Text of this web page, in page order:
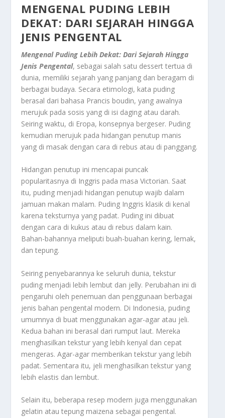
MENGENAL PUDING LEBIH
DEKAT: DARI SEJARAH HINGGA
JENIS PENGENTAL
Mengenal Puding Lebih Dekat: Dari Sejarah Hingga
Jenis Pengental, sebagai salah satu dessert tertua di
dunia, memiliki sejarah yang panjang dan beragam di
berbagai budaya. Secara etimologi, kata puding
berasal dari bahasa Prancis boudin, yang awalnya
merujuk pada sosis yang di isi daging atau darah.
Seiring waktu, di Eropa, konsepnya bergeser. Puding
kemudian merujuk pada hidangan penutup manis
yang di masak dengan cara di rebus atau di panggang.
Hidangan penutup ini mencapai puncak
popularitasnya di Inggris pada masa Victorian. Saat
itu, puding menjadi hidangan penutup wajib dalam
jamuan makan malam. Puding Inggris klasik di kenal
karena teksturnya yang padat. Puding ini dibuat
dengan cara di kukus atau di rebus dalam kain.
Bahan-bahannya meliputi buah-buahan kering, lemak,
dan tepung.
Seiring penyebarannya ke seluruh dunia, tekstur
puding menjadi lebih lembut dan jelly. Perubahan ini di
pengaruhi oleh penemuan dan penggunaan berbagai
jenis bahan pengental modern. Di Indonesia, puding
umumnya di buat menggunakan agar-agar atau jeli.
Kedua bahan ini berasal dari rumput laut. Mereka
menghasilkan tekstur yang lebih kenyal dan cepat
mengeras.Agar-agar memberikan tekstur yang lebih
padat. Sementara itu, jeli menghasilkan tekstur yang
lebih elastis dan lembut.
Selain itu, beberapa resep modern juga menggunakan
gelatin atau tepung maizena sebagai pengental.